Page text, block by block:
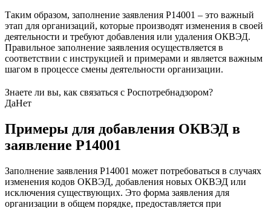
Таким образом, заполнение заявления Р14001 – это важный
этап для организаций, которые производят изменения в своей
деятельности и требуют добавления или удаления ОКВЭД.
Правильное заполнение заявления осуществляется в
соответствии с инструкцией и примерами и является важным
шагом в процессе смены деятельности организации.
Знаете ли вы, как связаться с Роспотребнадзором?
ДаНет
Примеры для добавления ОКВЭД в
заявление Р14001
Заполнение заявления Р14001 может потребоваться в случаях
изменения кодов ОКВЭД, добавления новых ОКВЭД или
исключения существующих. Это форма заявления для
организации в общем порядке, предоставляется при